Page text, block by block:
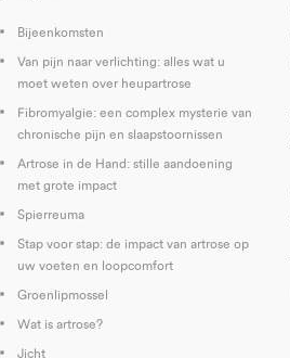
Bijeenkomsten
Van pijn naar verlichting: alles wat u
moet weten over heupartrose
Fibromyalgie: een complex mysterie van
chronische pijn en slaapstoornissen
Artrose in de Hand: stille aandoening
met grote impact
Spierreuma
Stap voor stap: de impact van artrose op
uw voeten en loopcomfort
Groenlipmossel
Wat is artrose?
Jicht